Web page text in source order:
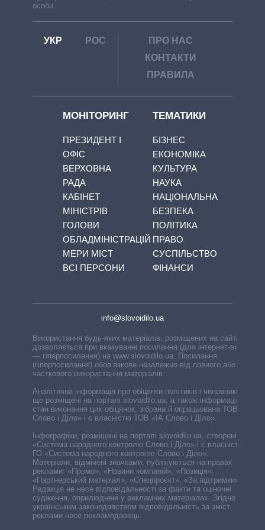
особи.
УКР РОС
ПРО НАС
КОНТАКТИ
ПРАВИЛА
МОНІТОРИНГ
ПРЕЗИДЕНТ І
ОФІС
ВЕРХОВНА
РАДА
КАБІНЕТ
МІНІСТРІВ
ГОЛОВИ
ОБЛАДМІНІСТРАЦІЙ
МЕРИ МІСТ
ВСІ ПЕРСОНИ
ТЕМАТИКИ
БІЗНЕС
ЕКОНОМІКА
КУЛЬТУРА
НАУКА
НАЦІОНАЛЬНА
БЕЗПЕКА
ПОЛІТИКА
ПРАВО
СУСПІЛЬСТВО
ФІНАНСИ
info@slovoidilo.ua
Використання будь-яких матеріалів, розміщених на сайті,
дозволяється при вказуванні посилання (для інтернет-видань
— гіперпосилання) на www.slovoidilo.ua. Посилання
(гіперпосилання) обов’язкове незалежно від повного або
часткового використання матеріалів.
Аналітична інформація про обіцянки політиків і чиновників,
що розміщені на порталі slovoidilo.ua, а також інформація про
стан виконання цих обіцянок, зібрана й опрацьована ТОВ «ІА
Слово і Діло» і є власністю ТОВ «ІА Слово і Діло».
Інфографіки, розміщені на порталі slovoidilo.ua, створені ГО
«Система народного контролю Слово і Діло» і є власністю
ГО «Система народного контролю Слово і Діло».
Матеріали, відмічені значками, публікуються на правах
реклами: «Промо», «Новини компаній», «Позиція»,
«Партнерський матеріал», «Спецпроєкт», «За підтримки».
Редакція не несе відповідальності за факти та оціночні
судження, оприлюднені у рекламних матеріалах. Згідно з
українським законодавством відповідальність за зміст
реклами несе рекламодавець.